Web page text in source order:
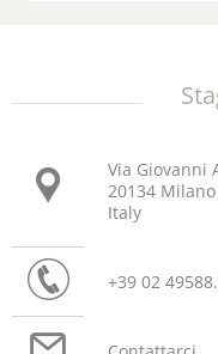
Via Giovanni
20134 Milano
Italy
+39 02